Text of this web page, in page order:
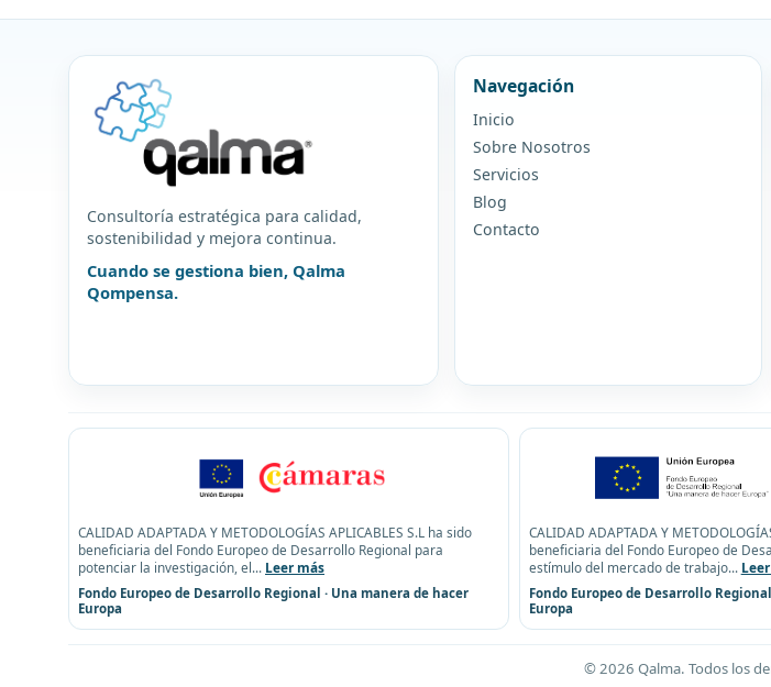
Consultoría estratégica para calidad,
sostenibilidad y mejora continua.
Cuando se gestiona bien, Qalma
Qompensa.
Navegación
Inicio
Sobre Nosotros
Servicios
Blog
Contacto
CALIDAD ADAPTADA Y METODOLOGÍAS APLICABLES S.L ha sido
beneficiaria del Fondo Europeo de Desarrollo Regional para
potenciar la investigación, el... Leer más
Fondo Europeo de Desarrollo Regional · Una manera de hacer
Europa
CALIDAD ADAPTADA Y
beneficiaria del Fondo Europeo de
estímulo del mercado de trabajo...
Fondo Europeo de Desarrollo
Europa
©2026 Qalma. Todos los